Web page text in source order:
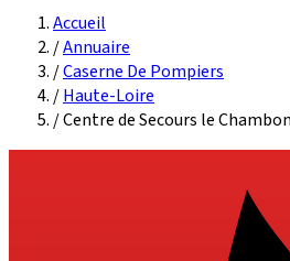
Accueil
/Annuaire
/Caserne De Pompiers
/Haute-Loire
/Centre de Secours le